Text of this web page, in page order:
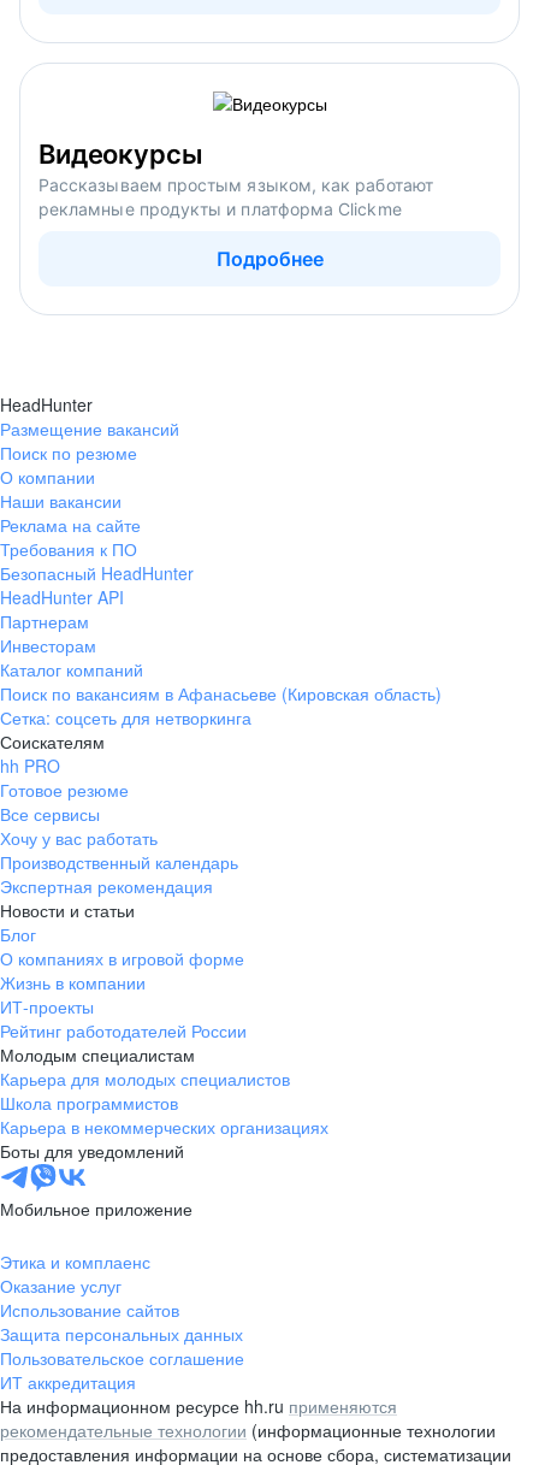
Видеокурсы
Рассказываем простым языком, как работают
рекламные продукты и платформа Clickme
Подробнее
HeadHunter
Размещение вакансий
Поиск по резюме
О компании
Наши вакансии
Реклама на сайте
Требования к ПО
Безопасный HeadHunter
HeadHunter API
Партнерам
Инвесторам
Каталог компаний
Поиск по вакансиям в Афанасьеве (Кировская область)
Сетка: соцсеть для нетворкинга
Соискателям
hh PRO
Готовое резюме
Все сервисы
Хочу у вас работать
Производственный календарь
Экспертная рекомендация
Новости и статьи
Блог
О компаниях в игровой форме
Жизнь в компании
ИТ-проекты
Рейтинг работодателей России
Молодым специалистам
Карьера для молодых специалистов
Школа программистов
Карьера в некоммерческих организациях
Боты для уведомлений
Мобильное приложение
Этика и комплаенс
Оказание услуг
Использование сайтов
Защита персональных данных
Пользовательское соглашение
ИТ аккредитация
На информационном ресурсе hh.ru применяются
рекомендательные технологии (информационные технологии
предоставления информации на основе сбора, систематизации